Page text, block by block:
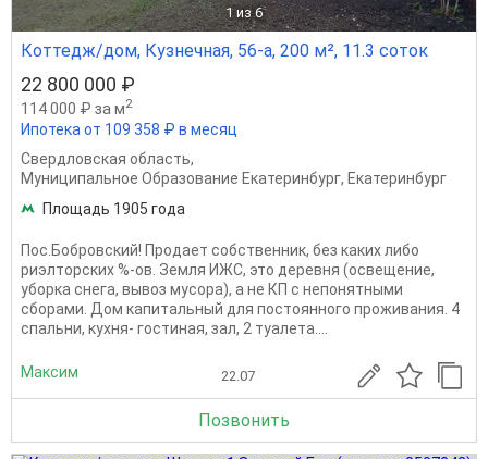
1 из 6
Коттедж/дом, Кузнечная, 56-а, 200 м², 11.3 соток
22 800 000 ₽
114 000 ₽ за м2
Ипотека от 109 358 ₽ в месяц
Свердловская область,
Муниципальное Образование Екатеринбург, Екатеринбург
Площадь 1905 года
Пос.Бобровский! Продает собственник, без каких либо
риэлторских %-ов. Земля ИЖС, это деревня (освещение,
уборка снега, вывоз мусора), а не КП с непонятными
сборами. Дом капитальный для постоянного проживания. 4
спальни, кухня- гостиная, зал, 2 туалета....
Максим 22.07
Позвонить